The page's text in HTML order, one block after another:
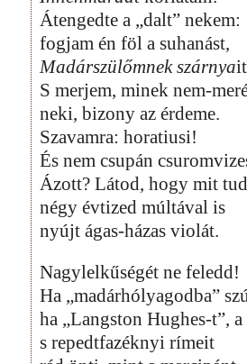
Átengedte a „dalt” nekem:
fogjam én föl a suhanást,
Madárszülőmnek szárnya
S merjem, minek nem-
neki, bizony az érdeme.
Szavamra: horatiusi!
És nem csupán
Ázott? Látod, hogy mit
négy évtized múltával is
nyújt ágas-házas violát.
Nagylelkűségét ne feledd!
Ha „madárhólyagodba”
ha „Langston Hughes-t”,
s repedtfazéknyi rímeit